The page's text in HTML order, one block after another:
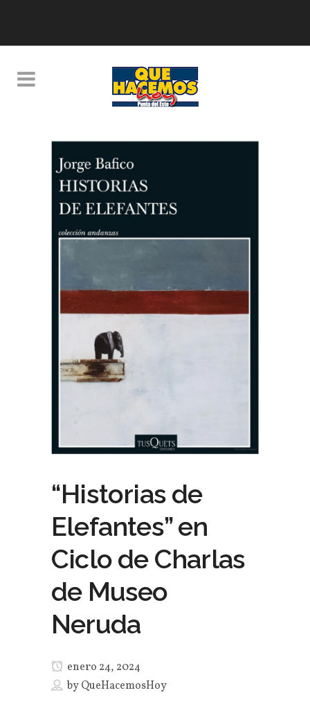
“Historias de
Elefantes” en
Ciclo de Charlas
de Museo
Neruda
enero 24, 2024
byQueHacemosHoy